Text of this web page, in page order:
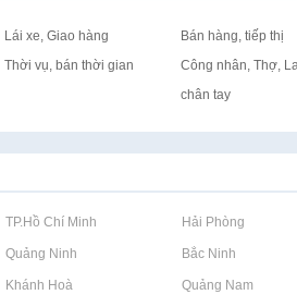
Lái xe, Giao hàng Bán hàng, tiếp thị
Thời vụ, bán thời gian
Công nhân, Thợ,
chân tay
TP.Hồ Chí Minh Rao vặt tại Hải Phòng
Quảng Ninh Rao vặt tại Bắc Ninh
Khánh Hoà Rao vặt tại Quảng Nam